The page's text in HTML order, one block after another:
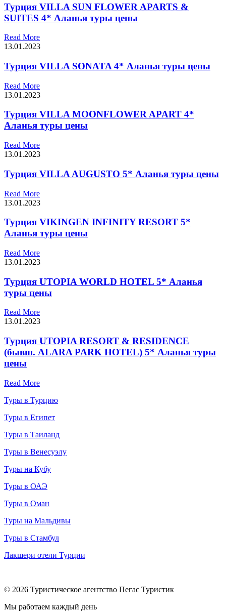
Турция VILLA SUN FLOWER APARTS &
SUITES 4* Аланья туры цены
Read More
13.01.2023
Турция VILLA SONATA 4* Аланья туры цены
Read More
13.01.2023
Турция VILLA MOONFLOWER APART 4*
Аланья туры цены
Read More
13.01.2023
Турция VILLA AUGUSTO 5* Аланья туры цены
Read More
13.01.2023
Турция VIKINGEN INFINITY RESORT 5*
Аланья туры цены
Read More
13.01.2023
Турция UTOPIA WORLD HOTEL 5* Аланья
туры цены
Read More
13.01.2023
Турция UTOPIA RESORT & RESIDENCE
(бывш. ALARA PARK HOTEL) 5* Аланья туры
цены
Read More
Туры в Турцию
Туры в Египет
Туры в Таиланд
Туры в Венесуэлу
Туры на Кубу
Туры в ОАЭ
Туры в Оман
Туры на Мальдивы
Туры в Стамбул
Лакшери отели Турции
© 2026 Туристическое агентство Пегас Туристик
Мы работаем каждый день